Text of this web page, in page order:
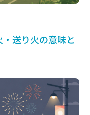
送り火の意味と